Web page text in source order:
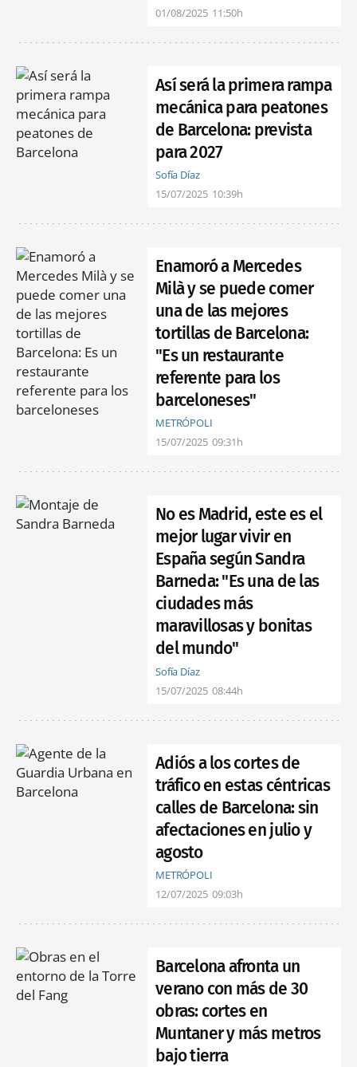
01/08/2025 11:50h
Así será la primera rampa
mecánica para peatones
de Barcelona: prevista
para 2027
Sofía Díaz
15/07/2025 10:39h
Enamoró a Mercedes
Milà y se puede comer
una de las mejores
tortillas de Barcelona:
"Es un restaurante
referente para los
barceloneses"
METRÓPOLI
15/07/2025 09:31h
No es Madrid, este es el
mejor lugar vivir en
España según Sandra
Barneda: "Es una de las
ciudades más
maravillosas y bonitas
del mundo"
Sofía Díaz
15/07/2025 08:44h
Adiós a los cortes de
tráfico en estas céntricas
calles de Barcelona: sin
afectaciones en julio y
agosto
METRÓPOLI
12/07/2025 09:03h
Barcelona afronta un
verano con más de 30
obras: cortes en
Muntaner y más metros
bajo tierra